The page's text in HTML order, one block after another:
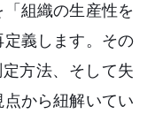
組織の生産性を
義します。その
方法、そして失
から紐解いてい